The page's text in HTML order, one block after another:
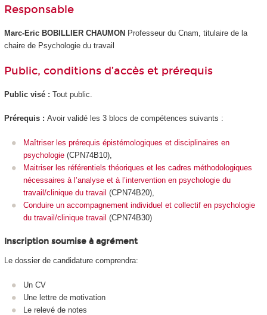
Responsable
Marc-Eric BOBILLIER CHAUMON Professeur du Cnam, titulaire de la
chaire de Psychologie du travail
Public, conditions d’accès et prérequis
Public visé : Tout public.
Prérequis : Avoir validé les 3 blocs de compétences suivants :
Maîtriser les prérequis épistémologiques et disciplinaires en
psychologie (CPN74B10),
Maitriser les référentiels théoriques et les cadres méthodologiques
nécessaires à l’analyse et à l’intervention en psychologie du
travail/clinique du travail (CPN74B20),
Conduire un accompagnement individuel et collectif en psychologie
du travail/clinique travail (CPN74B30)
Inscription soumise à agrément
Le dossier de candidature comprendra:
Un CV
Une lettre de motivation
Le relevé de notes